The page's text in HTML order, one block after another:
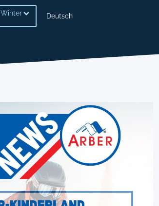
Winter Deutsch